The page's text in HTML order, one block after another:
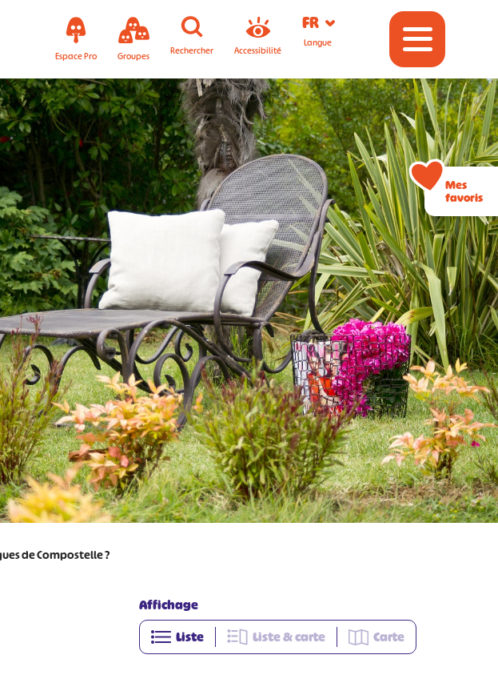
Espace Pro Groupes Rechercher Accessibilité
FR
Langue
de Compostelle ?
Affichage
Liste
Liste & carte Carte
Mes
favoris